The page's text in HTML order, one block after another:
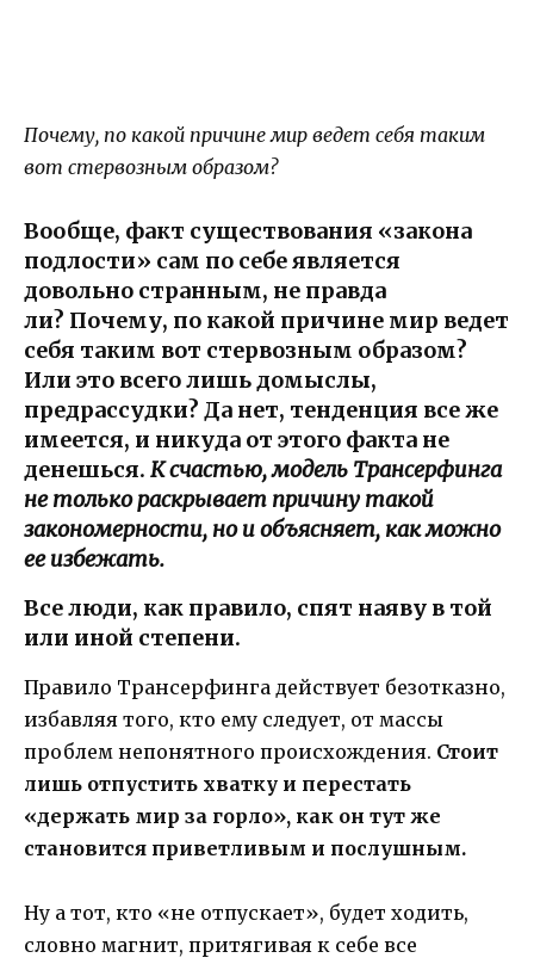
Почему, по какой причине мир ведет себя таким
вот стервозным образом?
Вообще, факт существования «закона
подлости» сам по себе является
довольно странным, не правда
ли? Почему, по какой причине мир ведет
себя таким вот стервозным образом?
Или это всего лишь домыслы,
предрассудки? Да нет, тенденция все же
имеется, и никуда от этого факта не
денешься. К счастью, модель Трансерфинга
не только раскрывает причину такой
закономерности, но и объясняет, как можно
ее избежать.
Все люди, как правило, спят наяву в той
или иной степени.
Правило Трансерфинга действует безотказно,
избавляя того, кто ему следует, от массы
проблем непонятного происхождения. Стоит
лишь отпустить хватку и перестать
«держать мир за горло», как он тут же
становится приветливым и послушным.
Ну а тот, кто «не отпускает», будет ходить,
словно магнит, притягивая к себе все